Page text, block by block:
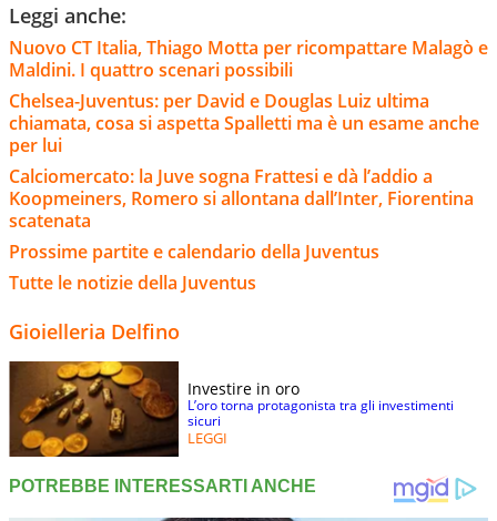
Leggi anche:
Nuovo CT Italia, Thiago Motta per ricompattare Malagò e
Maldini. I quattro scenari possibili
Chelsea-Juventus: per David e Douglas Luiz ultima
chiamata, cosa si aspetta Spalletti ma è un esame anche
per lui
Calciomercato: la Juve sogna Frattesi e dà l’addio a
Koopmeiners, Romero si allontana dall’Inter, Fiorentina
scatenata
Prossime partite e calendario della Juventus
Tutte le notizie della Juventus
Gioielleria Delfino
Investire in oro
L’oro torna protagonista tra gli investimenti
sicuri
LEGGI